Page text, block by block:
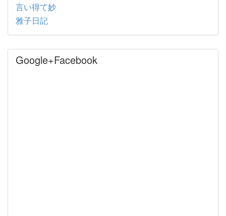
言い得て妙
雅子日記
Google+Facebook